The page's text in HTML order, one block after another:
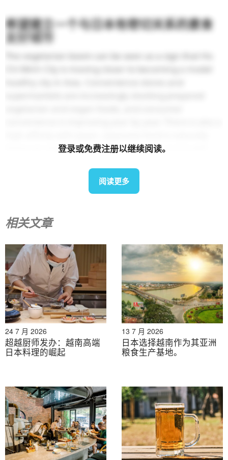
希望建立一个与日本有密切关系的素食
友好城市
The vegetarian boom can be seen as a sign that Ho
heavy on vegetables and soy products, so it is well
trend and the brand image of “Japanese food is clean
food” can be fully utilized in the local market.
市场发展与城市政策挂钩是关键
diversify food but will also lead to the creation of a
healthy city, strengthening tourism resources, and
creating cultural value. How Ho Chi Minh City
supports this movement through policy will also be a
test of city’s branding. For foreign food
manufacturers and health-related startups, Ho Chi
Minh City can be said to be the frontline of the
growing health economy.
(Board of State Management of the Government of
Vietnam) report ”越南的宗教和宗教政策” (2022)
[2]Source: Du Lich (Vietnamese travel magazine), ”
发
展素食吸引外国游客” (October 2022)
登录或免费注册以继续阅读。
阅读更多
相关文章
24 7 月 2026
超越厨师发办：越南高端
日本料理的崛起
13 7 月 2026
日本选择越南作为其亚洲
粮食生产基地。